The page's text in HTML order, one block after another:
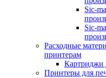
Sic-
Sic-
Расходные
принтерам
Картриджи
Принтеры для